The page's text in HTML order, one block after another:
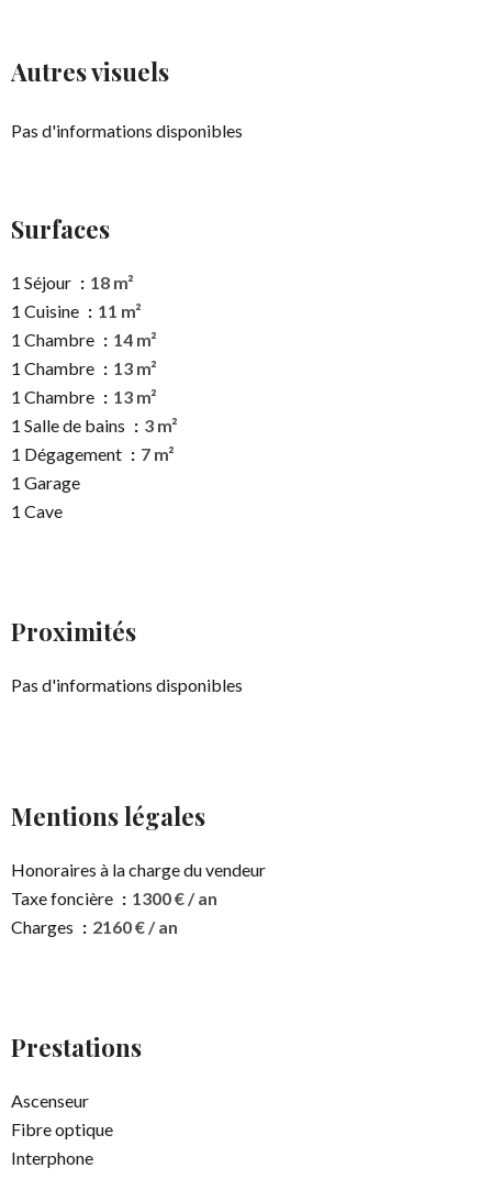
Autres visuels
Pas d'informations disponibles
Surfaces
1 Séjour
18 m²
1 Cuisine
11 m²
1 Chambre
14 m²
1 Chambre
13 m²
1 Chambre
13 m²
1 Salle de bains
3 m²
1 Dégagement
7 m²
1 Garage
1 Cave
Proximités
Pas d'informations disponibles
Mentions légales
Honoraires à la charge du vendeur
Taxe foncière
1300 € / an
Charges
2160 € / an
Prestations
Ascenseur
Fibre optique
Interphone